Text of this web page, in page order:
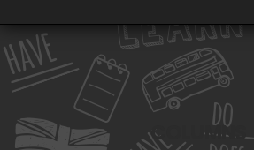
COLUMNS